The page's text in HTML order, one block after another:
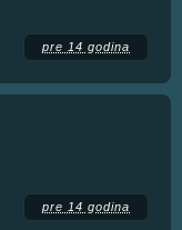
pre 14 godina
pre 14 godina